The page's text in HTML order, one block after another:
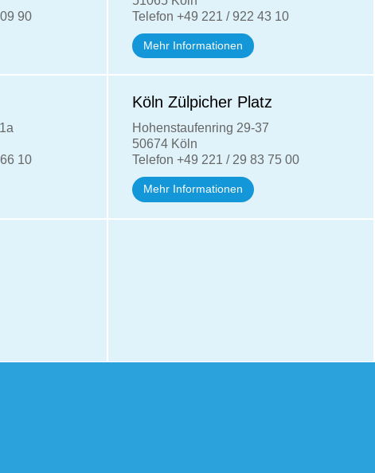
90
Telefon +49 221 / 922 43 10
Mehr Informationen
10
Köln Zülpicher Platz
Hohenstaufenring 29-37
50674 Köln
Telefon +49 221 / 29 83 75 00
Mehr Informationen